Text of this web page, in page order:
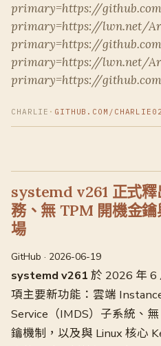
primary=https://
primary=https://lwn.net/
primary=https://
primary=https://lwn.net/
primary=https://
CHARLIE · GITHUB.COM/
systemd v261 正式釋
務、無 TPM 開機金
場
GitHub · 2026-06-19
systemd v261 於 2026 年 6
項主要新功能：雲端
Service（IMDS）子系統、
鑰機制，以及與 Linux 核心